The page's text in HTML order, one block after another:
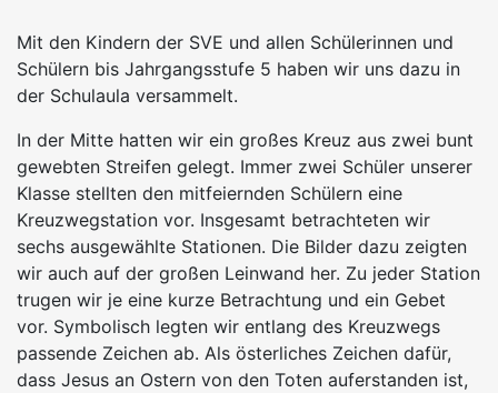
Mit den Kindern der SVE und allen Schülerinnen und
Schülern bis Jahrgangsstufe 5 haben wir uns dazu in
der Schulaula versammelt.
In der Mitte hatten wir ein großes Kreuz aus zwei bunt
gewebten Streifen gelegt. Immer zwei Schüler unserer
Klasse stellten den mitfeiernden Schülern eine
Kreuzwegstation vor. Insgesamt betrachteten wir
sechs ausgewählte Stationen. Die Bilder dazu zeigten
wir auch auf der großen Leinwand her. Zu jeder Station
trugen wir je eine kurze Betrachtung und ein Gebet
vor. Symbolisch legten wir entlang des Kreuzwegs
passende Zeichen ab. Als österliches Zeichen dafür,
dass Jesus an Ostern von den Toten auferstanden ist,